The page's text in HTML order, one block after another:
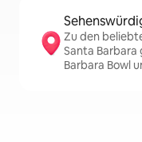
Zu den
Santa Barbara
Barbara Bowl